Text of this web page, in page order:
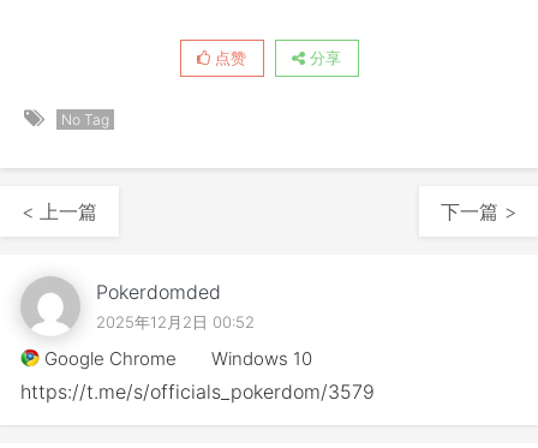
点赞 分享
No Tag
< 上一篇 下一篇 >
Pokerdomded
2025年12月2日 00:52
Google Chrome Windows 10
https://t.me/s/officials_pokerdom/3579